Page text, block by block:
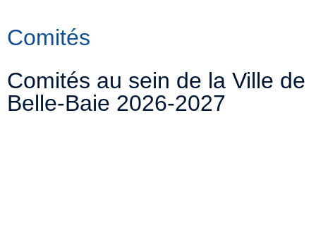
Comités
Comités au sein de la Ville de
Belle-Baie 2026-2027